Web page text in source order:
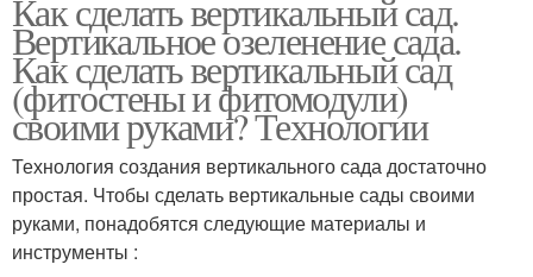
Как сделать вертикальный сад.
Вертикальное озеленение сада.
Как сделать вертикальный сад
(фитостены и фитомодули)
своими руками? Технологии
Технология создания вертикального сада достаточно
простая. Чтобы сделать вертикальные сады своими
руками, понадобятся следующие материалы и
инструменты :